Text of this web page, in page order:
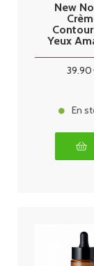
New
Yeux
39.90
En